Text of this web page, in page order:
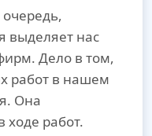
выделяет нас
Дело в том,
работ в нашем
Она
ходе работ.